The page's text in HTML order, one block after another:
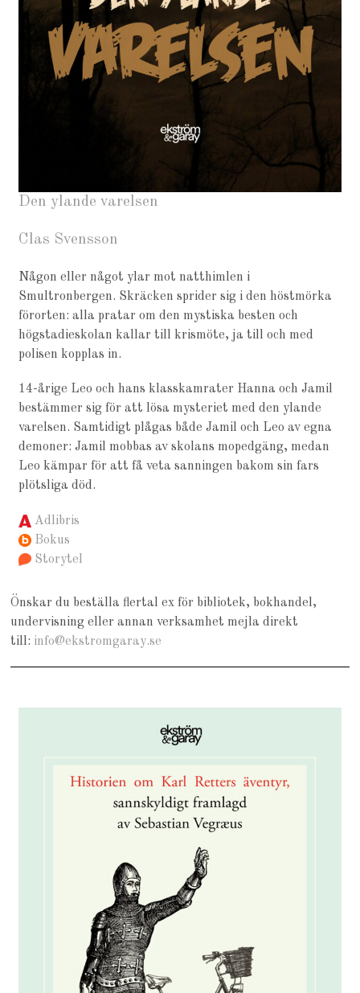
Den ylande varelsen
Clas Svensson
Någon eller något ylar mot natthimlen i
Smultronbergen. Skräcken sprider sig i den höstmörka
förorten: alla pratar om den mystiska besten och
högstadieskolan kallar till krismöte, ja till och med
polisen kopplas in.
14-årige Leo och hans klasskamrater Hanna och Jamil
bestämmer sig för att lösa mysteriet med den ylande
varelsen. Samtidigt plågas både Jamil och Leo av egna
demoner: Jamil mobbas av skolans mopedgäng, medan
Leo kämpar för att få veta sanningen bakom sin fars
plötsliga död.
Adlibris
Bokus
Storytel
Önskar du beställa flertal ex för bibliotek, bokhandel,
undervisning eller annan verksamhet mejla direkt
till: info@ekstromgaray.se